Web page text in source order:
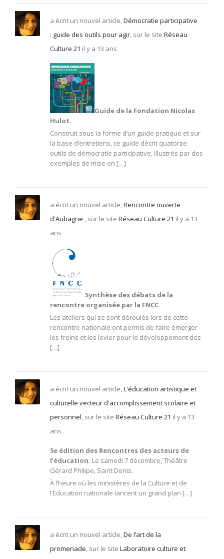
a écrit un nouvel article,Démocratie participative
: guide des outils pour agir, sur le site Réseau
Culture 21 il y a 13 ans
Guide de la Fondation Nicolas
Hulot.
Construit sous la forme d’un guide pratique et sur
la base d’entretiens, ce guide décrit quatorze
outils de démocratie participative, illustrés par des
exemples de mise en […]
a écrit un nouvel article,Rencontre ouverte
d'Aubagne , sur le site Réseau Culture 21 il y a 13
ans
Synthèse des débats de la
rencontre organisée par la FNCC.
Les ateliers qui se sont déroulés lors de cette
rencontre nationale ont permis de faire émerger
les freins et les levier pour le développement des
[…]
a écrit un nouvel article,L'éducation artistique et
culturelle vecteur d'accomplissement scolaire et
personnel, sur le site Réseau Culture 21 il y a 13
ans
5e édition des Rencontres des acteurs de
l’éducation. Le samedi 7 décembre, Théâtre
Gérard Philipe, Saint Denis.
À l’heure où les ministères de la Culture et de
l’Éducation nationale lancent un grand plan […]
a écrit un nouvel article,De l’art de la
promenade, sur le site Laboratoire culture et